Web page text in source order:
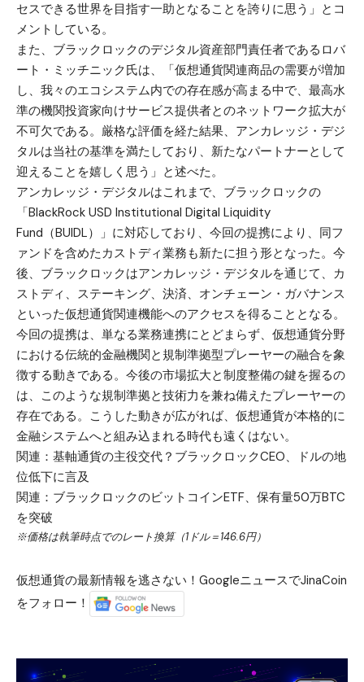
セスできる世界を目指す一助となることを誇りに思う」とコ
メントしている。
また、ブラックロックのデジタル資産部門責任者であるロバ
ート・ミッチニック氏は、「仮想通貨関連商品の需要が増加
し、我々のエコシステム内での存在感が高まる中で、最高水
準の機関投資家向けサービス提供者とのネットワーク拡大が
不可欠である。厳格な評価を経た結果、アンカレッジ・デジ
タルは当社の基準を満たしており、新たなパートナーとして
迎えることを嬉しく思う」と述べた。
アンカレッジ・デジタルはこれまで、ブラックロックの
「BlackRock USD Institutional Digital Liquidity
Fund（BUIDL）」に対応しており、今回の提携により、同フ
ァンドを含めたカストディ業務も新たに担う形となった。今
後、ブラックロックはアンカレッジ・デジタルを通じて、カ
ストディ、ステーキング、決済、オンチェーン・ガバナンス
といった仮想通貨関連機能へのアクセスを得ることとなる。
今回の提携は、単なる業務連携にとどまらず、仮想通貨分野
における伝統的金融機関と規制準拠型プレーヤーの融合を象
徴する動きである。今後の市場拡大と制度整備の鍵を握るの
は、このような規制準拠と技術力を兼ね備えたプレーヤーの
存在である。こうした動きが広がれば、仮想通貨が本格的に
金融システムへと組み込まれる時代も遠くはない。
関連： 基軸通貨の主役交代？ブラックロックCEO、ドルの地
位低下に言及
関連： ブラックロックのビットコインETF、保有量50万BTC
を突破
※価格は執筆時点でのレート換算（1ドル＝146.6円）
仮想通貨の最新情報を逃さない！GoogleニュースでJinaCoin
をフォロー！